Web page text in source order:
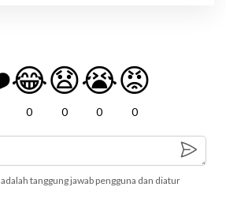
😂
0
😧
0
😭
0
😡
0
tanggung jawab pengguna dan diatur